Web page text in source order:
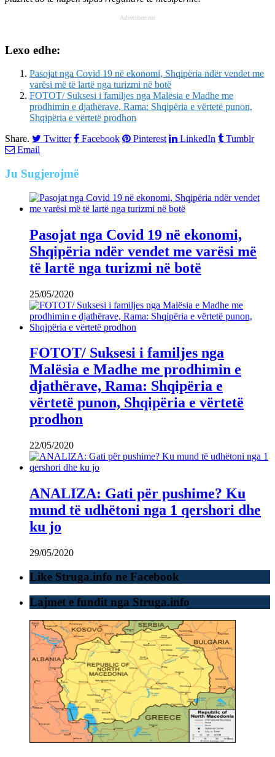
Advertisement
Lexo edhe:
Pasojat nga Covid 19 në ekonomi, Shqipëria ndër vendet me
varësi më të lartë nga turizmi në botë
FOTOT/ Suksesi i familjes nga Malësia e Madhe me
prodhimin e djathërave, Rama: Shqipëria e vërtetë punon,
Shqipëria e vërtetë prodhon
Share.
Twitter Facebook Pinterest LinkedIn
Tumblr
Email
Ju Sugjerojmë
Pasojat nga Covid 19 në ekonomi,
Shqipëria ndër vendet me varësi më
të lartë nga turizmi në botë
25/05/2020
FOTOT/ Suksesi i familjes nga
Malësia e Madhe me prodhimin e
djathërave, Rama: Shqipëria e
vërtetë punon, Shqipëria e vërtetë
prodhon
22/05/2020
ANALIZA: Gati për pushime? Ku
mund të udhëtoni nga 1 qershori dhe
ku jo
29/05/2020
Like Struga.info ne Facebook
Lajmet e fundit nga Struga.info